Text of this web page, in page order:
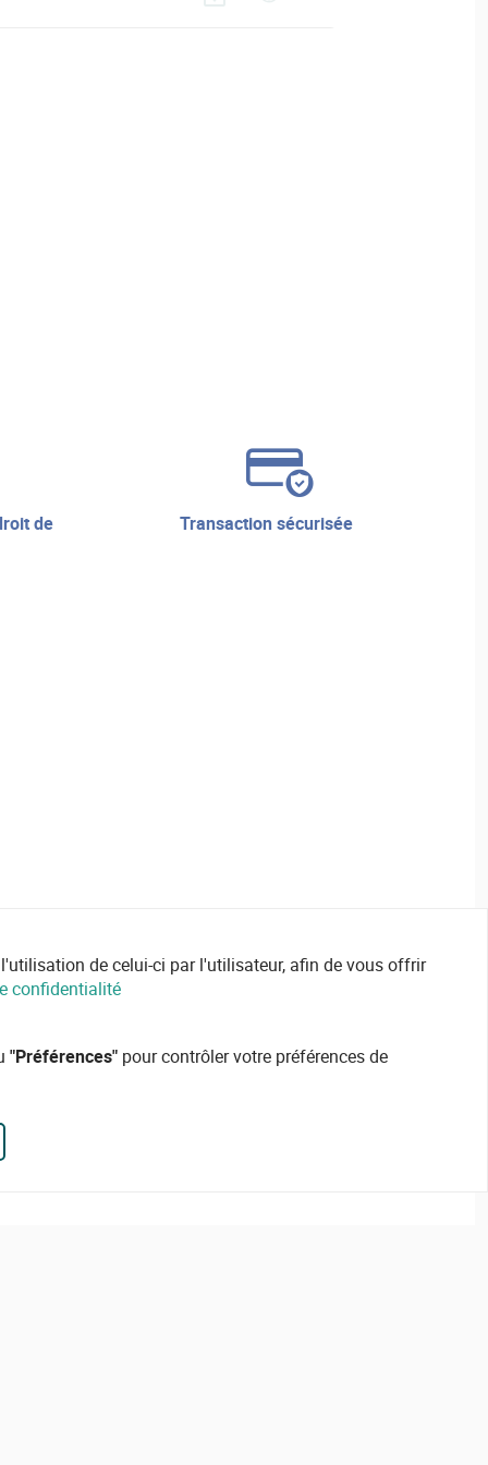
transaction sécurisée
de celui-ci par l'utilisateur, afin de vous offrir
confidentialité
"Préférences" pour contrôler votre préférences de